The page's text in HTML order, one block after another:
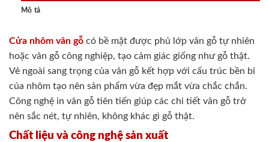
Mô tả
Cửa nhôm vân gỗ có bề mặt được phủ lớp vân gỗ tự nhiên
hoặc vân gỗ công nghiệp, tạo cảm giác giống như gỗ thật.
Vẻ ngoài sang trọng của vân gỗ kết hợp với cấu trúc bền bỉ
của nhôm tạo nên sản phẩm vừa đẹp mắt vừa chắc chắn.
Công nghệ in vân gỗ tiên tiến giúp các chi tiết vân gỗ trở
nên sắc nét, tự nhiên, không khác gì gỗ thật.
Chất liệu và công nghệ sản xuất